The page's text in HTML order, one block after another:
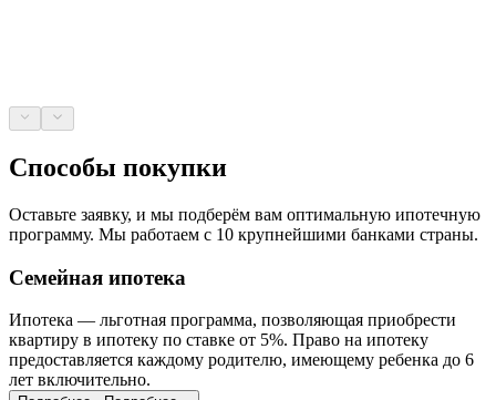
Способы покупки
Оставьте заявку, и мы подберём вам оптимальную ипотечную
программу. Мы работаем с 10 крупнейшими банками страны.
Семейная ипотека
Ипотека — льготная программа, позволяющая приобрести
квартиру в ипотеку по ставке от 5%. Право на ипотеку
предоставляется каждому родителю, имеющему ребенка до 6
лет включительно.